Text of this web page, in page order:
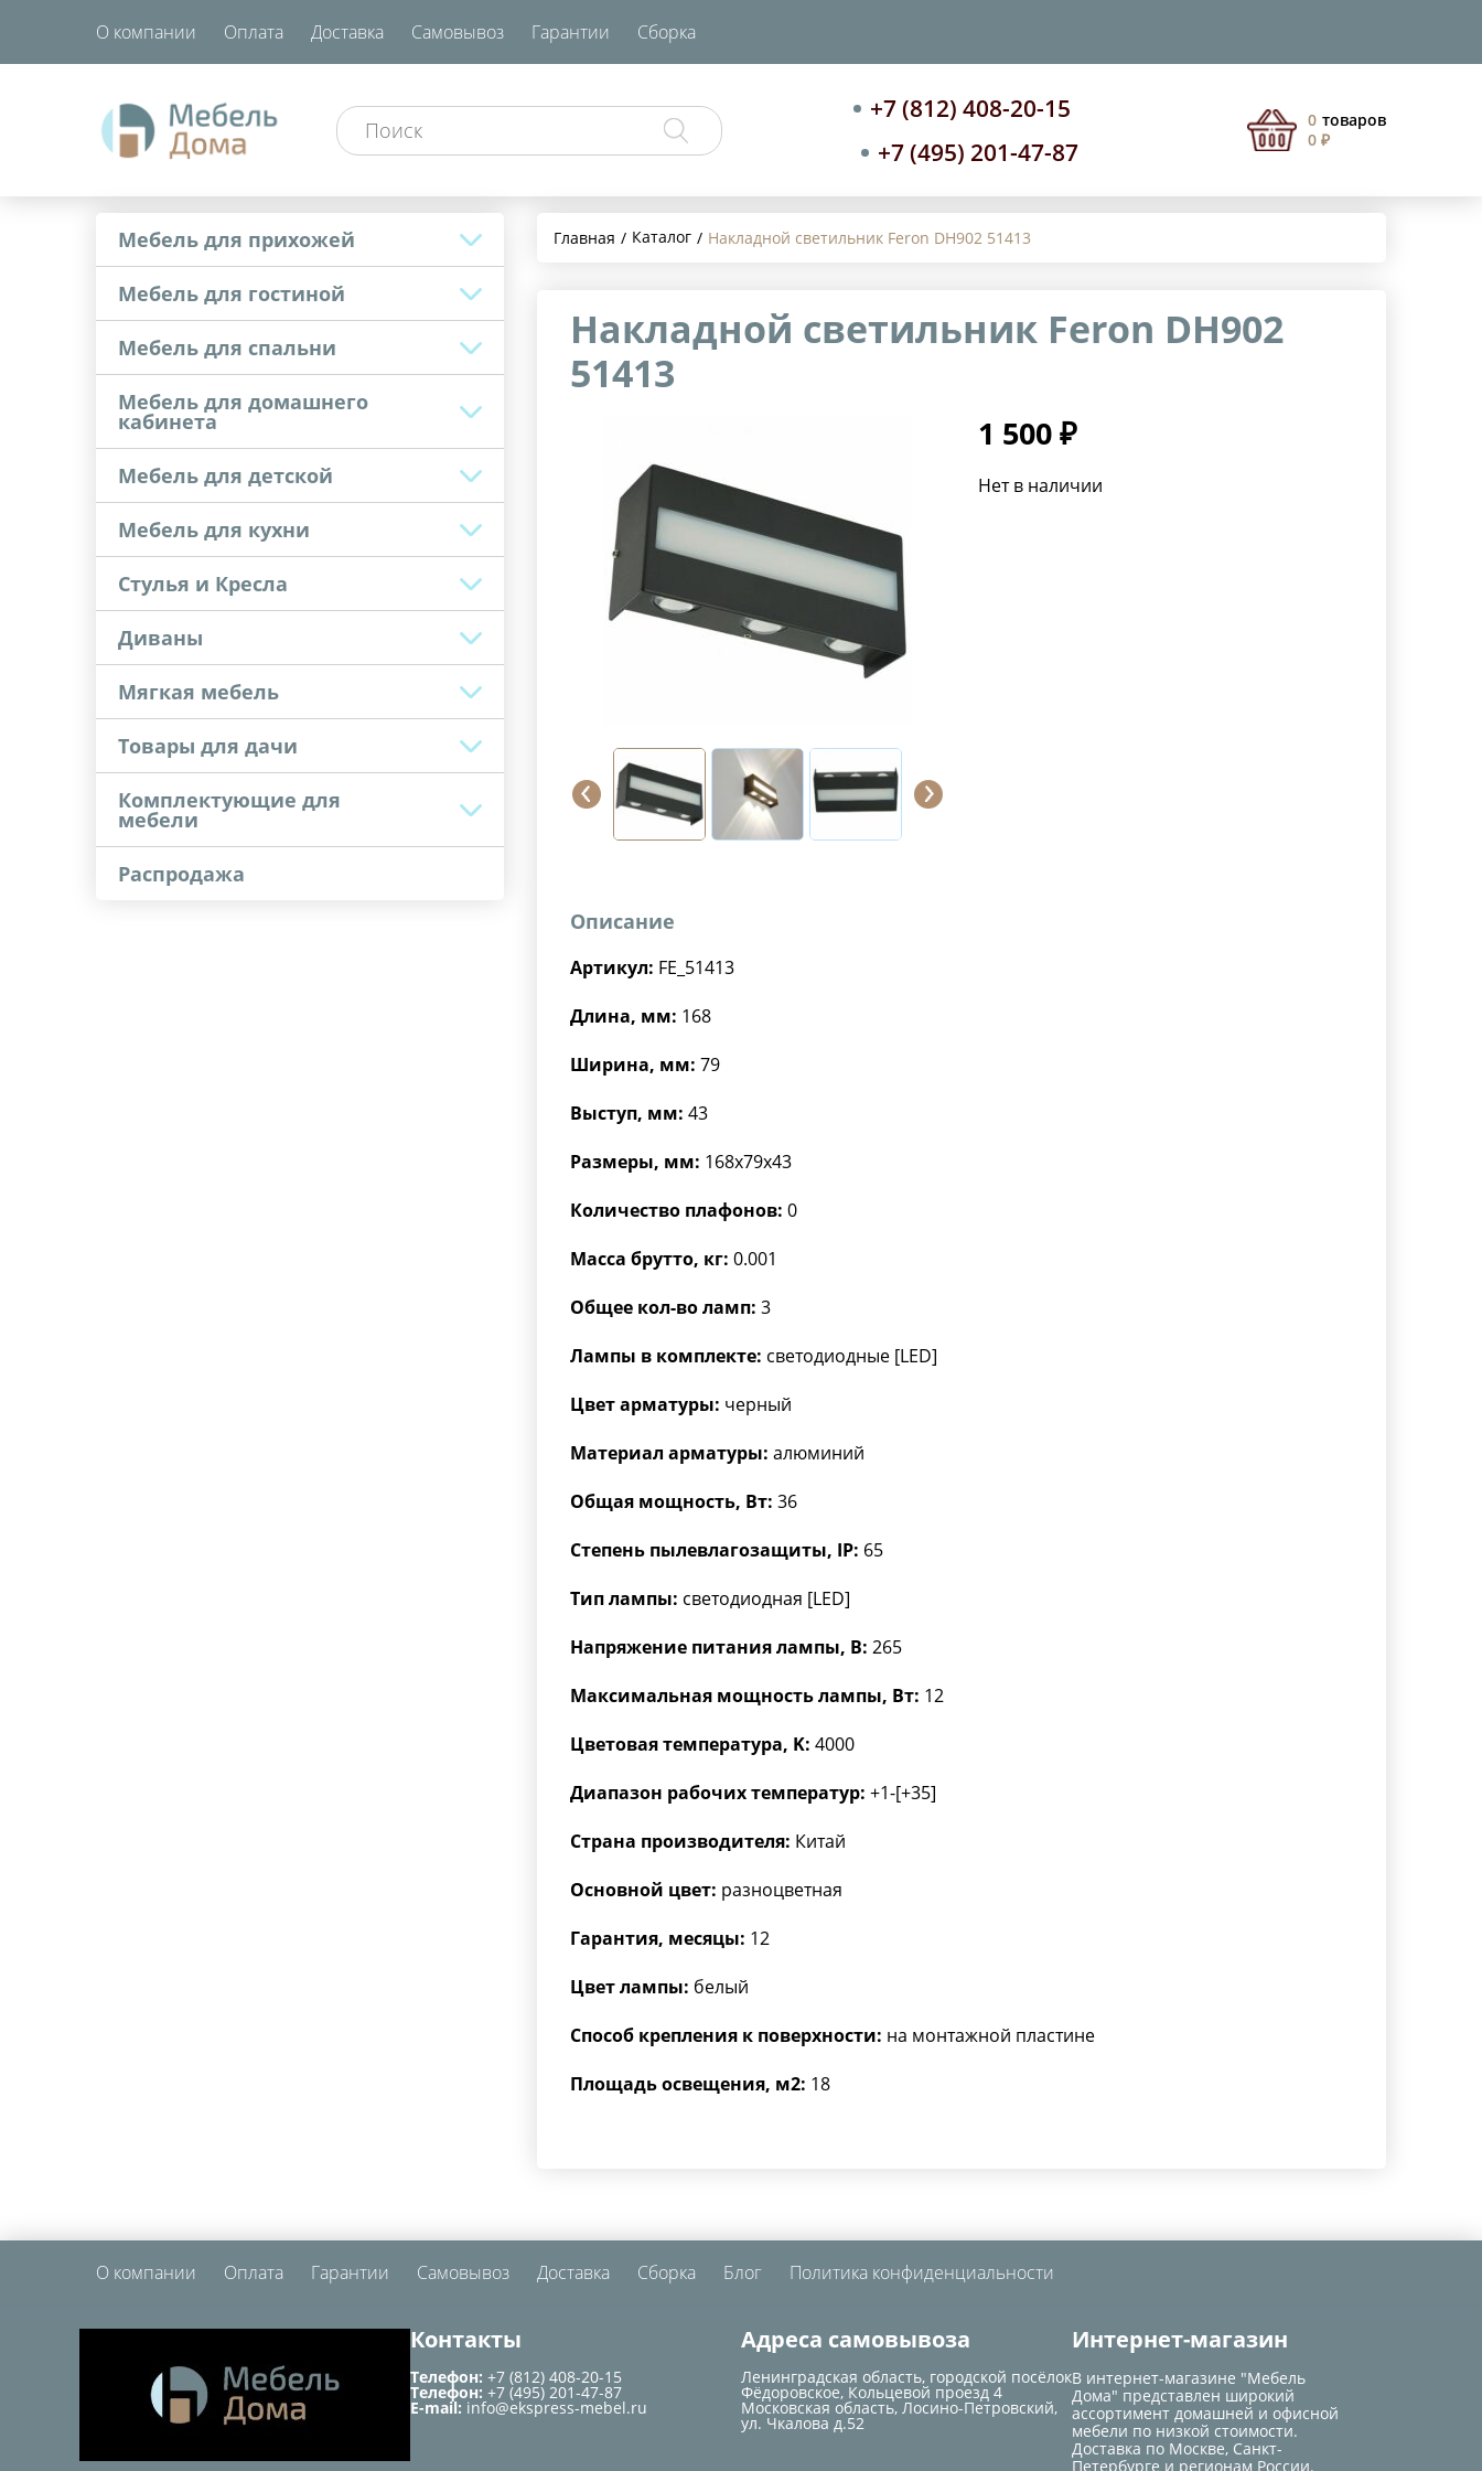
О компании Оплата Доставка Самовывоз Гарантии Сборка
+7 (812) 408-20-15
+7 (495) 201-47-87
0 товаров
0 ₽
Мебель для прихожей
Мебель для гостиной
Мебель для спальни
Мебель для домашнего
кабинета
Мебель для детской
Мебель для кухни
Стулья и Кресла
Диваны
Мягкая мебель
Товары для дачи
Комплектующие для
мебели
Распродажа
Главная Каталог Накладной светильник Feron DH902 51413
Накладной светильник Feron DH902
51413
1 500 ₽
Нет в наличии
Описание
Артикул: FE_51413
Длина, мм: 168
Ширина, мм: 79
Выступ, мм: 43
Размеры, мм: 168x79x43
Количество плафонов: 0
Масса брутто, кг: 0.001
Общее кол-во ламп: 3
Лампы в комплекте: светодиодные [LED]
Цвет арматуры: черный
Материал арматуры: алюминий
Общая мощность, Вт: 36
Степень пылевлагозащиты, IP: 65
Тип лампы: светодиодная [LED]
Напряжение питания лампы, В: 265
Максимальная мощность лампы, Вт: 12
Цветовая температура, K: 4000
Диапазон рабочих температур: +1-[+35]
Страна производителя: Китай
Основной цвет: разноцветная
Гарантия, месяцы: 12
Цвет лампы: белый
Способ крепления к поверхности: на монтажной пластине
Площадь освещения, м2: 18
О компании Оплата Гарантии Самовывоз Доставка Сборка Блог Политика конфиденциальности
Контакты
Телефон: +7 (812) 408-20-15
Телефон: +7 (495) 201-47-87
E-mail: info@ekspress-mebel.ru
Адреса самовывоза
Ленинградская область, городской посёлок
Фёдоровское, Кольцевой проезд 4
Московская область, Лосино-Петровский,
ул. Чкалова д.52
Интернет-магазин
В интернет-магазине "Мебель
Дома" представлен широкий
ассортимент домашней и офисной
мебели по низкой стоимости.
Доставка по Москве, Санкт-
Петербурге и регионам России.